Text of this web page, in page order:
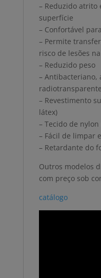
– Reduzido atrito
superfície
– Confortável
– Permite
risco de lesões
– Reduzido peso
– Antibacteriano,
radiotransparente
– Revestimento
látex)
– Tecido de
– Fácil de limpar
– Retardante do
Outros modelos
com preço sob
catálogo